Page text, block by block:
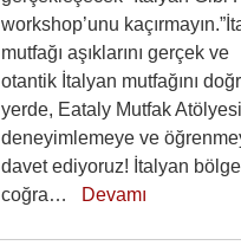
workshop’unu
mutfağı aşıklarını gerçek ve
otantik İtalyan mutfağını
yerde, Eataly Mutfak
deneyimlemeye ve
davet ediyoruz! İtalyan
coğra… Devamı